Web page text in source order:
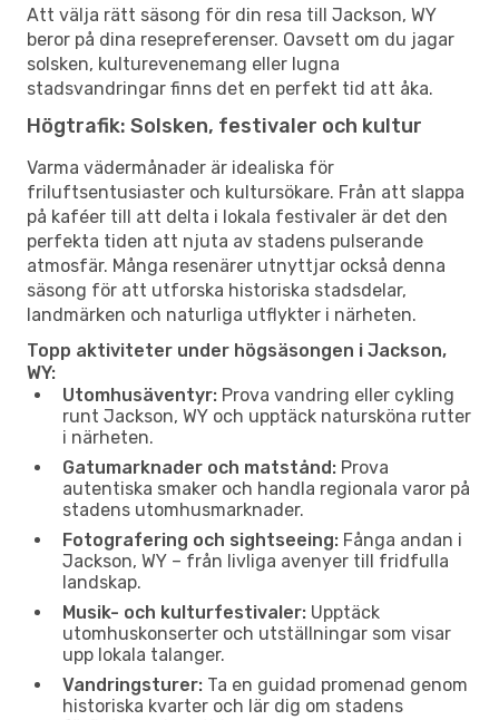
Att välja rätt säsong för din resa till Jackson, WY
beror på dina resepreferenser. Oavsett om du jagar
solsken, kulturevenemang eller lugna
stadsvandringar finns det en perfekt tid att åka.
Högtrafik: Solsken, festivaler och kultur
Varma vädermånader är idealiska för
friluftsentusiaster och kultursökare. Från att slappa
på kaféer till att delta i lokala festivaler är det den
perfekta tiden att njuta av stadens pulserande
atmosfär. Många resenärer utnyttjar också denna
säsong för att utforska historiska stadsdelar,
landmärken och naturliga utflykter i närheten.
Topp aktiviteter under högsäsongen i Jackson,
WY:
Utomhusäventyr: Prova vandring eller cykling
runt Jackson, WY och upptäck natursköna rutter
i närheten.
Gatumarknader och matstånd: Prova
autentiska smaker och handla regionala varor på
stadens utomhusmarknader.
Fotografering och sightseeing: Fånga andan i
Jackson, WY – från livliga avenyer till fridfulla
landskap.
Musik- och kulturfestivaler: Upptäck
utomhuskonserter och utställningar som visar
upp lokala talanger.
Vandringsturer: Ta en guidad promenad genom
historiska kvarter och lär dig om stadens